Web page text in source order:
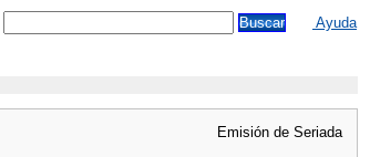
Ayuda
Emisión de Seriada